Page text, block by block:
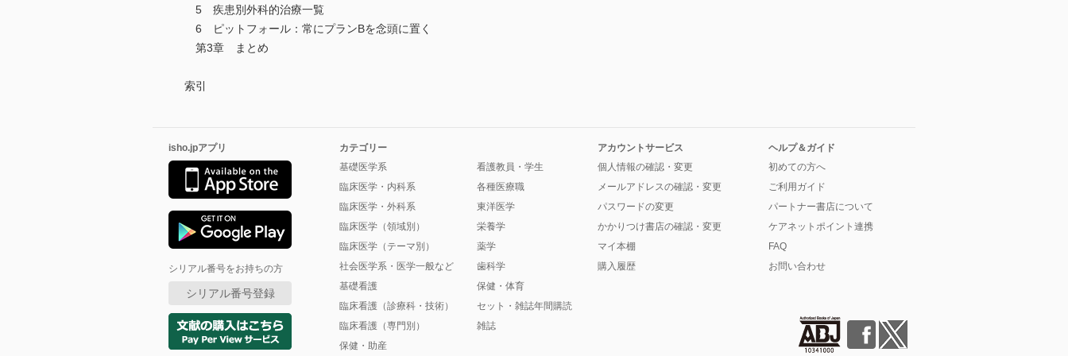
5 疾患別外科的治療一覧
6 ピットフォール：常にプランBを念頭に置く
第3章 まとめ
索引
isho.jpアプリ
シリアル番号をお持ちの方
シリアル番号登録
カテゴリー
基礎医学系
臨床医学・内科系
臨床医学・外科系
臨床医学（領域別）
臨床医学（テーマ別）
社会医学系・医学一般など
基礎看護
臨床看護（診療科・技術）
臨床看護（専門別）
保健・助産
看護教員・学生
各種医療職
東洋医学
栄養学
薬学
歯科学
保健・体育
セット・雑誌年間購読
雑誌
アカウントサービス
個人情報の確認・変更
メールアドレスの確認・変更
パスワードの変更
かかりつけ書店の確認・変更
マイ本棚
購入履歴
ヘルプ＆ガイド
初めての方へ
ご利用ガイド
パートナー書店について
ケアネットポイント連携
FAQ
お問い合わせ